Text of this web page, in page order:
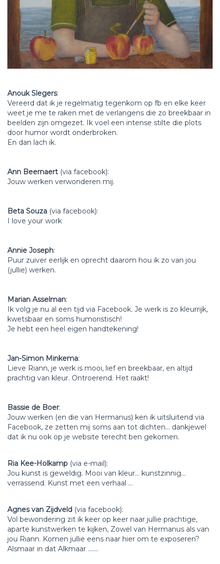
Anouk Slegers:
Vereerd dat ik je regelmatig tegenkom op fb en elke keer
weet je me te raken met de verlangens die zo breekbaar in
beelden zijn omgezet. Ik voel een intense stilte die plots
door humor wordt onderbroken.
En dan lach ik.
Ann Beernaert (via facebook):
Jouw werken verwonderen mij.
Beta Souza (via facebook):
I love your work
Annie Joseph:
Puur zuiver eerlijk en oprecht daarom hou ik zo van jou
(jullie) werken.
Marian Asselman:
Ik volg je nu al een tijd via Facebook. Je werk is zo kleurrijk,
kwetsbaar en soms humoristisch!
Je hebt een heel eigen handtekening!
Jan-Simon Minkema:
Lieve Riann, je werk is mooi, lief en breekbaar, en altijd
prachtig van kleur. Ontroerend. Het raakt!
Bassie de Boer:
Jouw werken (en die van Hermanus) ken ik uitsluitend via
Facebook, ze zetten mij soms aan tot dichten... dankjewel
dat ik nu ook op je website terecht ben gekomen.
Ria Kee-Holkamp (via e-mail):
Jou kunst is geweldig. Mooi van kleur... kunstzinnig...
verrassend. Kunst met een verhaal ...
Agnes van Zijdveld (via facebook):
Vol bewondering zit ik keer op keer naar jullie prachtige,
aparte kunstwerken te kijken, Zowel van Hermanus als van
jou Riann. Komen jullie eens naar hier om te exposeren?
Alsmaar in dat Alkmaar .......